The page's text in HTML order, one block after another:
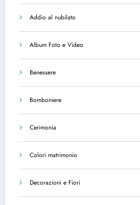
Addio al nubilato
Album Foto e Video
Benessere
Bomboniere
Cerimonia
Colori matrimonio
Decorazioni e Fiori